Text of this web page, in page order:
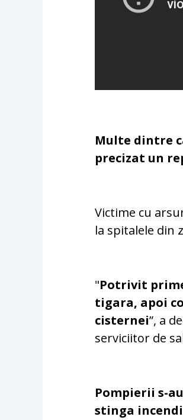
Multe dintre
precizat un
Victime cu
la spitalele din
"Potrivit
tigara, apoi
cisternei”, a
serviciitor de
Pompierii s-
stinga